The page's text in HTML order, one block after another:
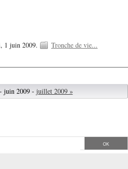
1 juin 2009. Tronche de vie...
juin 2009 - juillet 2009 »